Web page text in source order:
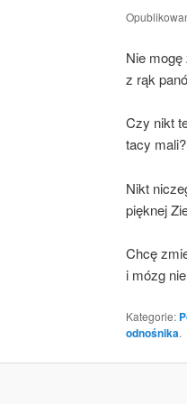
Nie
z rąk
Czy nikt
tacy mali?
Nikt
pięk­nej
Chcę
i mózg
Kategorie:
odnośnika.